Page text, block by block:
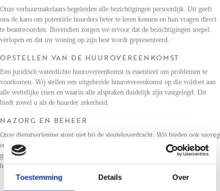
Toestemming Details Over
Onze verhuurmakelaars begeleiden alle bezichtigingen persoonlijk. Dit geeft
ons de kans om potentiële huurders beter te leren kennen en hun vragen direct
te beantwoorden. Bovendien zorgen we ervoor dat de bezichtigingen soepel
verlopen en dat uw woning op zijn best wordt gepresenteerd.
OPSTELLEN VAN DE HUUROVEREENKOMST
Een juridisch waterdichte huurovereenkomst is essentieel om problemen te
voorkomen. Wij stellen een uitgebreide huurovereenkomst op die voldoet aan
alle wettelijke eisen en waarin alle afspraken duidelijk zijn vastgelegd. Dit
biedt zowel u als de huurder zekerheid.
NAZORG EN BEHEER
Onze dienstverlening stopt niet bij de sleuteloverdracht. Wij bieden ook nazorg
en beheer aan om ervoor te zorgen dat alles soepel blijft verlopen. Of het nu
gaat om kleine reparaties, huurincasso of het verlengen van de
huurovereenkomst, wij staan altijd voor u klaar.